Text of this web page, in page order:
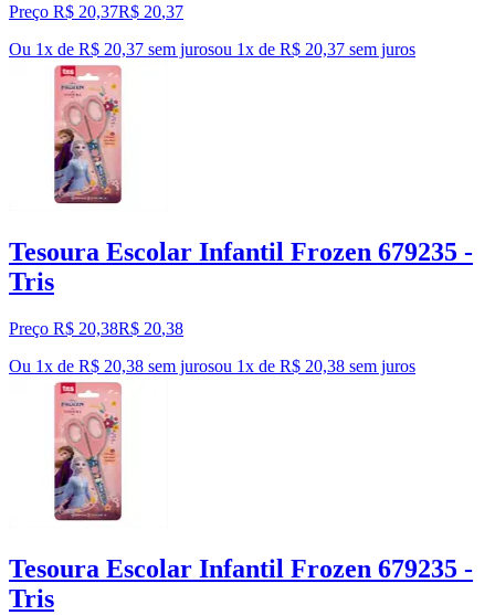
Preço R$ 20,37R$ 20,37
Ou 1x de R$ 20,37 sem jurosou 1x de R$ 20,37 sem juros
Tesoura Escolar Infantil Frozen 679235 -
Tris
Preço R$ 20,38R$ 20,38
Ou 1x de R$ 20,38 sem jurosou 1x de R$ 20,38 sem juros
Tesoura Escolar Infantil Frozen 679235 -
Tris